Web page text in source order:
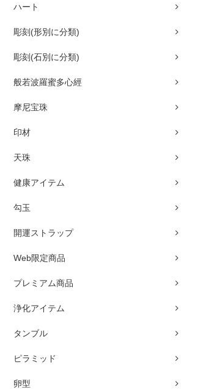
ハート
彫刻(形別に分類)
彫刻(石別に分類)
般若波羅蜜多心經
摩尼宝珠
印材
天珠
健康アイテム
勾玉
開運ストラップ
Web限定商品
プレミアム商品
浄化アイテム
タンブル
ピラミッド
卵型